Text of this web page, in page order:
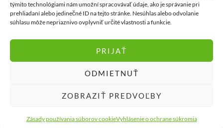
týmito technológiami nám umožní spracovávať údaje, ako je správanie pri
prehliadaní alebo jedinečné ID na tejto stránke. Nesúhlas alebo odvolanie
súhlasu môže nepriaznivo ovplyvniť určité vlastnosti a funkcie.
PRIJAŤ
ODMIETNUŤ
ZOBRAZIŤ PREDVOĽBY
Zásady používania súborov cookieVyhlásenie o ochrane súkromia
najkvalitnejšie umelé kvety a
dekorácie..